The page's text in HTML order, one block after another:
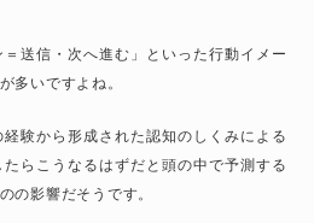
送信・次へ進む」といった行動イメー
多いですよね。
験から形成された認知のしくみによる
たらこうなるはずだと頭の中で予測する
の影響だそうです。